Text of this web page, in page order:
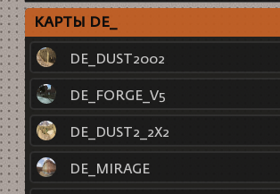
КАРТЫ DE_
DE_DUST2002
DE_FORGE_V5
DE_DUST2_2X2
DE_MIRAGE